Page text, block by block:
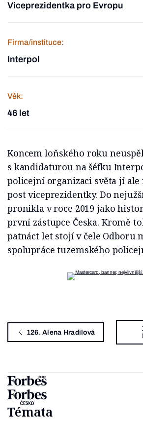
Viceprezidentka pro Evropu
Firma/instituce:
Interpol
Věk:
46 let
Koncem loňského roku
s kandidaturou na šéfku
policejní organizaci světa jí ale
post viceprezidentky. Do
pronikla v roce 2019 jako
první zástupce Česka. Kromě
patnáct let stojí v čele Odboru
spolupráce tuzemského
126. Alena Hradilová
Témata